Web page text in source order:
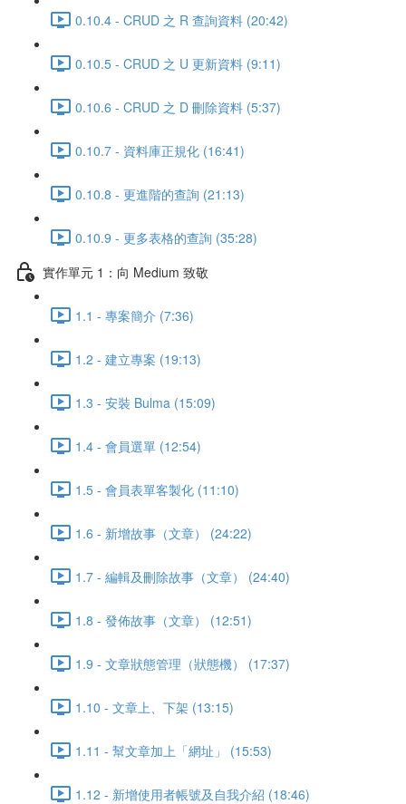
0.10.4 - CRUD 之 R 查詢資料 (20:42)
0.10.5 - CRUD 之 U 更新資料 (9:11)
0.10.6 - CRUD 之 D 刪除資料 (5:37)
0.10.7 - 資料庫正規化 (16:41)
0.10.8 - 更進階的查詢 (21:13)
0.10.9 - 更多表格的查詢 (35:28)
實作單元 1：向 Medium 致敬
1.1 - 專案簡介 (7:36)
1.2 - 建立專案 (19:13)
1.3 - 安裝 Bulma (15:09)
1.4 - 會員選單 (12:54)
1.5 - 會員表單客製化 (11:10)
1.6 - 新增故事（文章） (24:22)
1.7 - 編輯及刪除故事（文章） (24:40)
1.8 - 發佈故事（文章） (12:51)
1.9 - 文章狀態管理（狀態機） (17:37)
1.10 - 文章上、下架 (13:15)
1.11 - 幫文章加上「網址」 (15:53)
1.12 - 新增使用者帳號及自我介紹 (18:46)